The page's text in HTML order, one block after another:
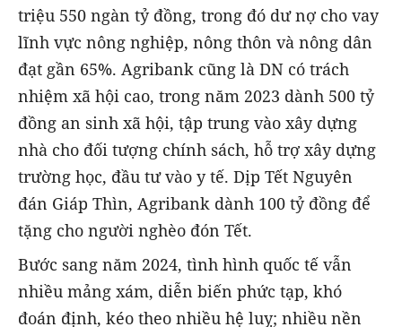
triệu 550 ngàn tỷ đồng, trong đó dư nợ cho vay
lĩnh vực nông nghiệp, nông thôn và nông dân
đạt gần 65%. Agribank cũng là DN có trách
nhiệm xã hội cao, trong năm 2023 dành 500 tỷ
đồng an sinh xã hội, tập trung vào xây dựng
nhà cho đối tượng chính sách, hỗ trợ xây dựng
trường học, đầu tư vào y tế. Dịp Tết Nguyên
đán Giáp Thìn, Agribank dành 100 tỷ đồng để
tặng cho người nghèo đón Tết.
Bước sang năm 2024, tình hình quốc tế vẫn
nhiều mảng xám, diễn biến phức tạp, khó
đoán định, kéo theo nhiều hệ luỵ; nhiều nền